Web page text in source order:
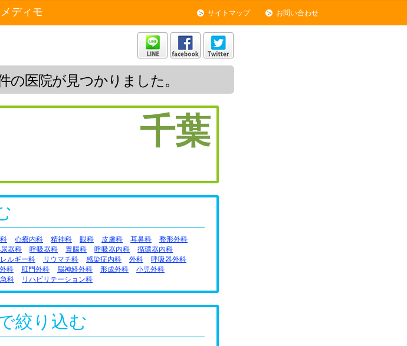
ディモ サイトマップ お問い合わせ
の医院が見つかりました。
千葉
心療内科 精神科 眼科 皮膚科 耳鼻科
整形外科
器科 呼吸器科 胃腸科 呼吸器内科
循環器内科
ルギー科 リウマチ科 感染症内科 外科
呼吸器外科
科 肛門外科 脳神経外科 形成外科
小児外科
科 リハビリテーション科
絞り込む